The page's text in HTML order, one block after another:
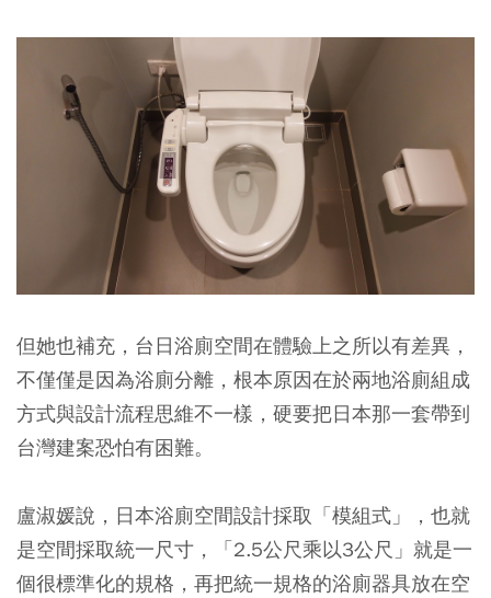
但她也補充，台日浴廁空間在體驗上之所以有差異，
不僅僅是因為浴廁分離，根本原因在於兩地浴廁組成
方式與設計流程思維不一樣，硬要把日本那一套帶到
台灣建案恐怕有困難。
盧淑媛說，日本浴廁空間設計採取「模組式」，也就
是空間採取統一尺寸，「2.5公尺乘以3公尺」就是一
個很標準化的規格，再把統一規格的浴廁器具放在空